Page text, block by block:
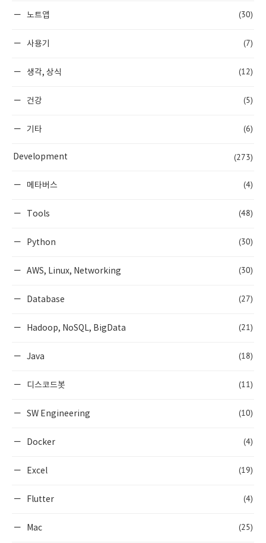
노트앱 (30)
사용기 (7)
생각, 상식 (12)
건강 (5)
기타 (6)
Development (273)
메타버스 (4)
Tools (48)
Python (30)
AWS, Linux, Networking (30)
Database (27)
Hadoop, NoSQL, BigData (21)
Java (18)
디스코드봇 (11)
SW Engineering (10)
Docker (4)
Excel (19)
Flutter (4)
Mac (25)